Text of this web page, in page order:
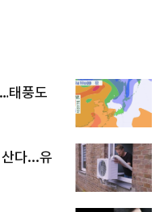
태풍도
다...유